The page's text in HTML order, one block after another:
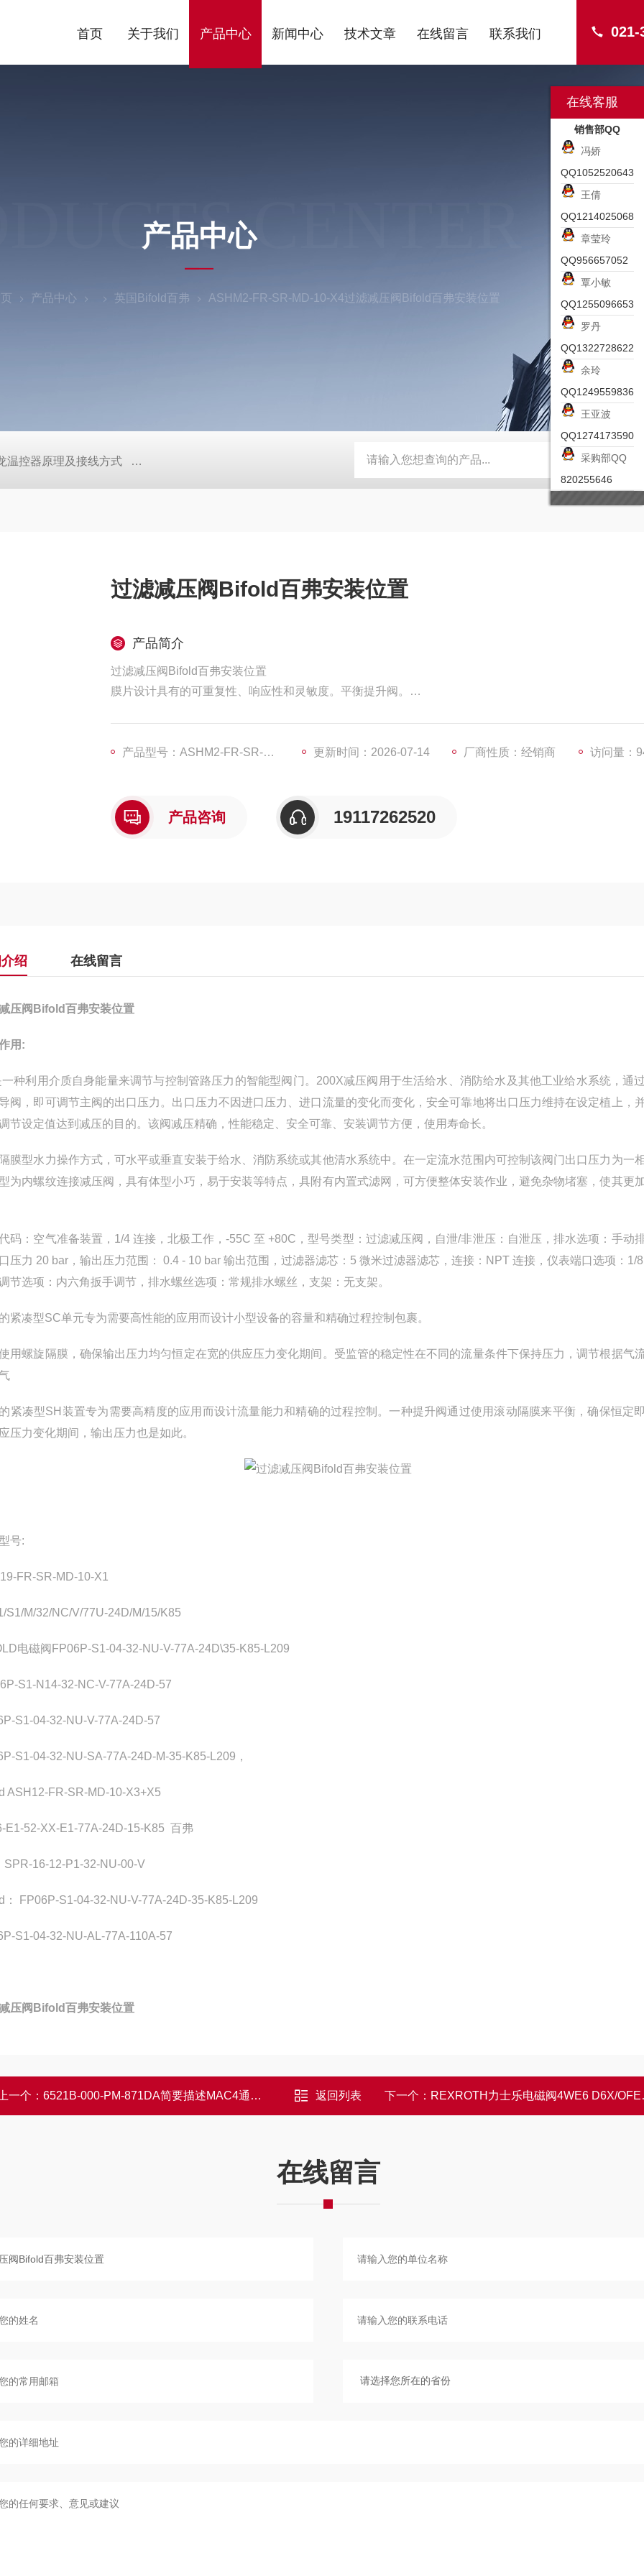
021-
首页 关于我们 产品中心 新闻中心 技术文章 在线留言 联系我们
CENTER
产品中心
产品中心 英国Bifold百弗 ASHM2-FR-SR-MD-10-X4过滤减压阀Bifold百弗安装位置
温控器原理及接线方式 日本SMC真空压力开关的中文资料ZK2-ZSEA-A *皮尔兹PILZ安全激光扫描仪 RZMO-TER-
过滤减压阀Bifold百弗安装位置
产品简介
过滤减压阀Bifold百弗安装位置
膜片设计具有的可重复性、响应性和灵敏度。平衡提升阀。
以的落差实现高流量。
产品型号：ASHM2-FR-SR-MD-10-X4 更新时间：2026-07-14 厂商性质：经销商 访问量：
产品咨询 19117262520
绍 在线留言
压阀Bifold百弗安装位置
用:
利用介质自身能量来调节与控制管路压力的智能型阀门。200X减压阀用于生活给水、消防给水及其他工业给水系统，通
阀，即可调节主阀的出口压力。出口压力不因进口压力、进口流量的变化而变化，安全可靠地将出口压力维持在设定植上，
节设定值达到减压的目的。该阀减压精确，性能稳定、安全可靠、安装调节方便，使用寿命长。
膜型水力操作方式，可水平或垂直安装于给水、消防系统或其他清水系统中。在一定流水范围内可控制该阀门出口压力为一
为内螺纹连接减压阀，具有体型小巧，易于安装等特点，具附有内置式滤网，可方便整体安装作业，避免杂物堵塞，使其更
码：空气准备装置，1/4 连接，北极工作，-55C 至 +80C，型号类型：过滤减压阀，自泄/非泄压：自泄压，排水选项：手动
压力 20 bar，输出压力范围： 0.4 - 10 bar 输出范围，过滤器滤芯：5 微米过滤器滤芯，连接：NPT 连接，仪表端口选项：1/
节选项：内六角扳手调节，排水螺丝选项：常规排水螺丝，支架：无支架。
紧凑型SC单元专为需要高性能的应用而设计小型设备的容量和精确过程控制包裹。
用螺旋隔膜，确保输出压力均匀恒定在宽的供应压力变化期间。受监管的稳定性在不同的流量条件下保持压力，调节根据气
紧凑型SH装置专为需要高精度的应用而设计流量能力和精确的过程控制。一种提升阀通过使用滚动隔膜来平衡，确保恒定
压力变化期间，输出压力也是如此。
号:
FR-SR-MD-10-X1
S1/M/32/NC/V/77U-24D/M/15/K85
电磁阀FP06P-S1-04-32-NU-V-77A-24D\35-K85-L209
S1-N14-32-NC-V-77A-24D-57
S1-04-32-NU-V-77A-24D-57
S1-04-32-NU-SA-77A-24D-M-35-K85-L209，
ASH12-FR-SR-MD-10-X3+X5
E1-52-XX-E1-77A-24D-15-K85 百弗
16-12-P1-32-NU-00-V
： FP06P-S1-04-32-NU-V-77A-24D-35-K85-L209
S1-04-32-NU-AL-77A-110A-57
压阀Bifold百弗安装位置
一个： 6521B-000-PM-871DA简要描述MAC4通电磁阀,MAC特点 返回列表 下一个： REXROTH力士乐电磁阀4WE6 D6X/OFEG24N9K4
在线留言
在线客服
销售部QQ
冯娇
QQ1052520643
王倩
QQ1214025068
章莹玲
QQ956657052
覃小敏
QQ1255096653
罗丹
QQ1322728622
余玲
QQ1249559836
王亚波
QQ1274173590
采购部QQ
820255646